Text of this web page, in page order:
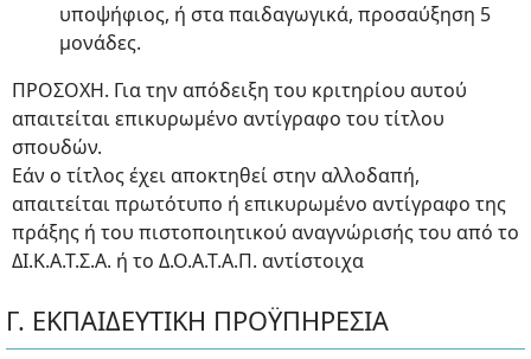
υποψήφιος, ή στα παιδαγωγικά, προσαύξηση 5
μονάδες.
ΠΡΟΣΟΧΗ. Για την απόδειξη του κριτηρίου αυτού
απαιτείται επικυρωμένο αντίγραφο του τίτλου
σπουδών.
Εάν ο τίτλος έχει αποκτηθεί στην αλλοδαπή,
απαιτείται πρωτότυπο ή επικυρωμένο αντίγραφο της
πράξης ή του πιστοποιητικού αναγνώρισής του από το
ΔΙ.Κ.Α.Τ.Σ.Α. ή το Δ.Ο.Α.Τ.Α.Π. αντίστοιχα
Γ. ΕΚΠΑΙΔΕΥΤΙΚΗ ΠΡΟΫΠΗΡΕΣΙΑ